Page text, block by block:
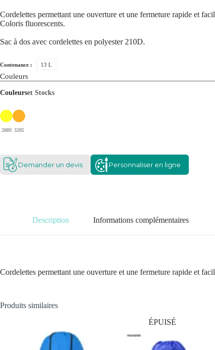
Cordelettes permettant une ouverture et une fermeture rapide et
Coloris fluorescents.
Sac à dos avec cordelettes en polyester 210D.
Contenance : 13 L
Couleurs
Couleurset Stocks
2889 3285
Demander un devis Personnaliser en ligne
Description Informations complémentaires
Cordelettes permettant une ouverture et une fermeture rapide et
Produits similaires
ÉPUISÉ